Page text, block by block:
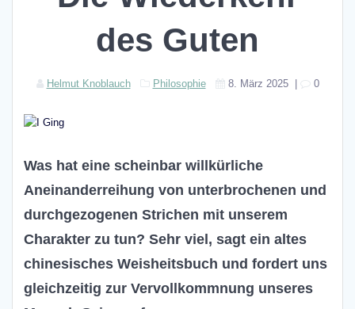
des Guten
Helmut Knoblauch Philosophie 8. März 2025| 0
Was hat eine scheinbar willkürliche
Aneinanderreihung von unterbrochenen und
durchgezogenen Strichen mit unserem
Charakter zu tun? Sehr viel, sagt ein altes
chinesisches Weisheitsbuch und fordert uns
gleichzeitig zur Vervollkommnung unseres